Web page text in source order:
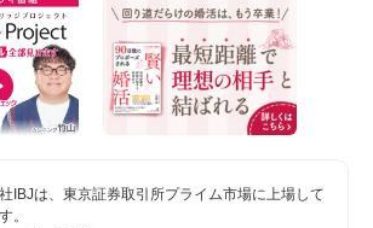
IBJは、東京証券取引所プライム市場に上場して
。